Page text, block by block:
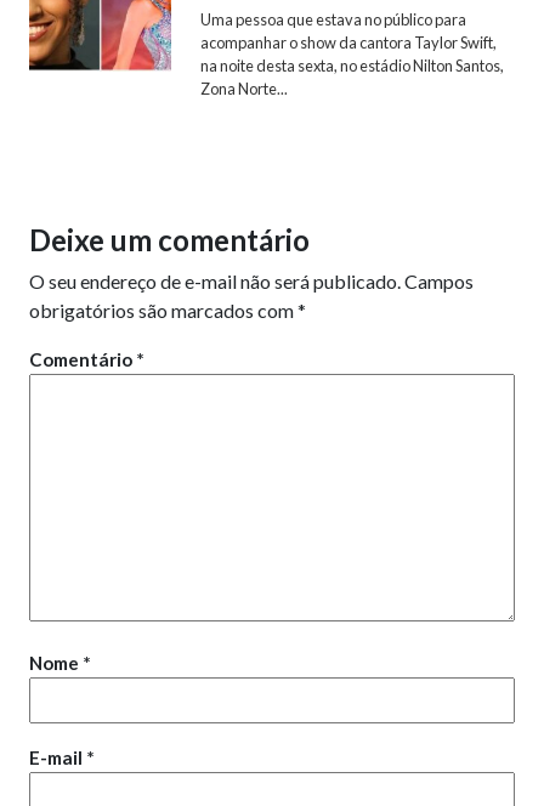
Uma pessoa que estava no público para
acompanhar o show da cantora Taylor Swift,
na noite desta sexta, no estádio Nilton Santos,
Zona Norte...
Deixe um comentário
O seu endereço de e-mail não será publicado. Campos
obrigatórios são marcados com*
Comentário *
Nome *
E-mail *